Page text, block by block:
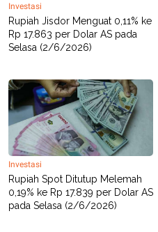
SITEMAPPROFILETERM
OF
USE
SIBER
PRIVACY
POLICY
Investasi
Rupiah Jisdor Menguat 0,11% ke
Rp 17.863 per Dolar AS pada
Selasa (2/6/2026)
Investasi
Rupiah Spot Ditutup Melemah
0,19% ke Rp 17.839 per Dolar AS
pada Selasa (2/6/2026)